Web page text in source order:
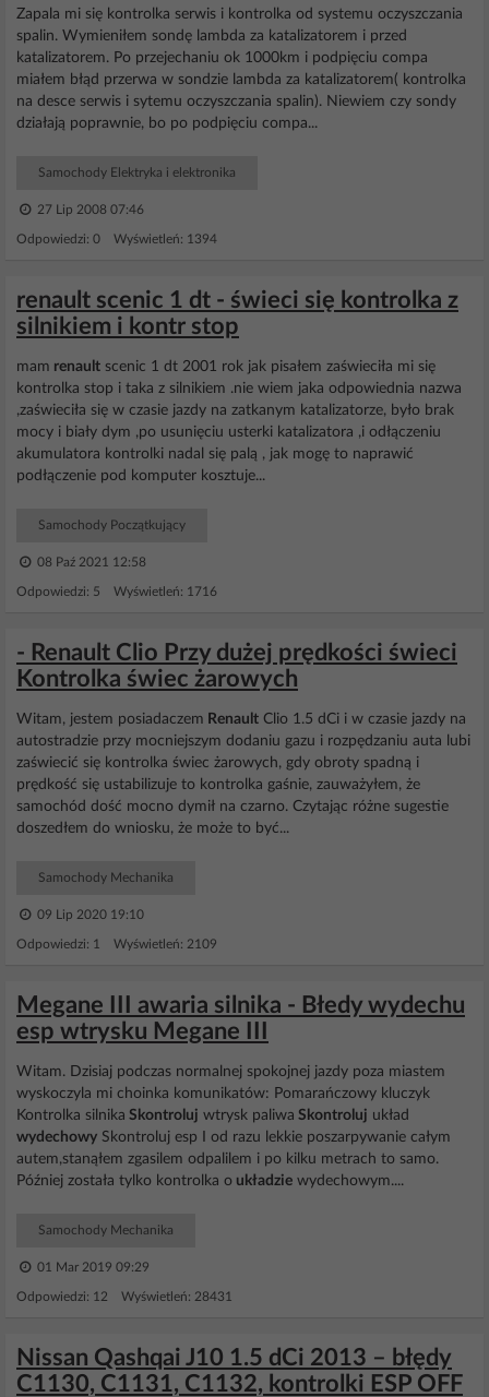
Zapala mi się kontrolka serwis i kontrolka od systemu oczyszczania
spalin. Wymieniłem sondę lambda za katalizatorem i przed
katalizatorem. Po przejechaniu ok 1000km i podpięciu compa
miałem błąd przerwa w sondzie lambda za katalizatorem( kontrolka
na desce serwis i sytemu oczyszczania spalin). Niewiem czy sondy
działają poprawnie, bo po podpięciu compa...
Samochody Elektryka i elektronika
27 Lip 2008 07:46
Odpowiedzi: 0 Wyświetleń: 1394
renault scenic 1 dt - świeci się kontrolka z
silnikiem i kontr stop
mam renault scenic 1 dt 2001 rok jak pisałem zaświeciła mi się
kontrolka stop i taka z silnikiem .nie wiem jaka odpowiednia nazwa
,zaświeciła się w czasie jazdy na zatkanym katalizatorze, było brak
mocy i biały dym ,po usunięciu usterki katalizatora ,i odłączeniu
akumulatora kontrolki nadal się palą , jak mogę to naprawić
podłączenie pod komputer kosztuje...
Samochody Początkujący
08 Paź 2021 12:58
Odpowiedzi: 5 Wyświetleń: 1716
- Renault Clio Przy dużej prędkości świeci
Kontrolka świec żarowych
Witam, jestem posiadaczem Renault Clio 1.5 dCi i w czasie jazdy na
autostradzie przy mocniejszym dodaniu gazu i rozpędzaniu auta lubi
zaświecić się kontrolka świec żarowych, gdy obroty spadną i
prędkość się ustabilizuje to kontrolka gaśnie, zauważyłem, że
samochód dość mocno dymił na czarno. Czytając różne sugestie
doszedłem do wniosku, że może to być...
Samochody Mechanika
09 Lip 2020 19:10
Odpowiedzi: 1 Wyświetleń: 2109
Megane III awaria silnika - Błedy wydechu
esp wtrysku Megane III
Witam. Dzisiaj podczas normalnej spokojnej jazdy poza miastem
wyskoczyla mi choinka komunikatów: Pomarańczowy kluczyk
Kontrolka silnika Skontroluj wtrysk paliwa Skontroluj układ
wydechowy Skontroluj esp I od razu lekkie poszarpywanie całym
autem,stanąłem zgasilem odpalilem i po kilku metrach to samo.
Później została tylko kontrolka o układzie wydechowym....
Samochody Mechanika
01 Mar 2019 09:29
Odpowiedzi: 12 Wyświetleń: 28431
Nissan Qashqai J10 1.5 dCi 2013 – błędy
C1130, C1131, C1132, kontrolki ESP OFF